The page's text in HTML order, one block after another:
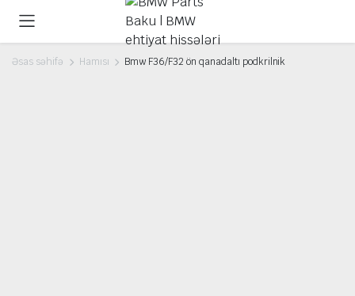
Əsas səhifə Hamısı Bmw F36/F32 ön qanadaltı podkrilnik